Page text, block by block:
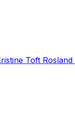
Toft Rosland